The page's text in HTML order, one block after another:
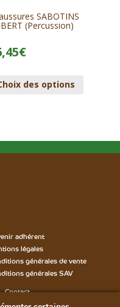
SABOTINS
(Percussion)
€
des options
adhérent
légales
générales de vente
générales SAV
Contact
Formulaire SAV